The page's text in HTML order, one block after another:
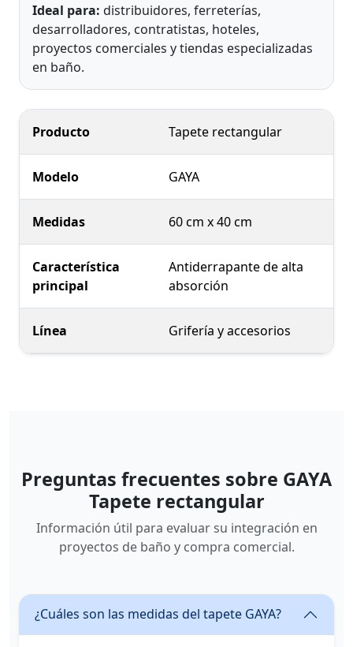
Ideal para: distribuidores, ferreterías,
desarrolladores, contratistas, hoteles,
proyectos comerciales y tiendas especializadas
en baño.
Producto Tapete rectangular
Modelo GAYA
Medidas 60 cm x 40 cm
Característica
principal
Antiderrapante de alta
absorción
Línea Grifería y accesorios
Preguntas frecuentes sobre GAYA
Tapete rectangular
Información útil para evaluar su integración en
proyectos de baño y compra comercial.
¿Cuáles son las medidas del tapete GAYA?